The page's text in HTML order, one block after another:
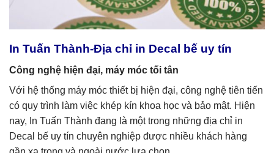
In Tuấn Thành-Địa chỉ in Decal bế uy tín
Công nghệ hiện đại, máy móc tối tân
Với hệ thống máy móc thiết bị hiện đại, công nghệ tiên tiến
có quy trình làm việc khép kín khoa học và bảo mật. Hiện
nay, In Tuấn Thành đang là một trong những địa chỉ in
Decal bế uy tín chuyên nghiệp được nhiều khách hàng